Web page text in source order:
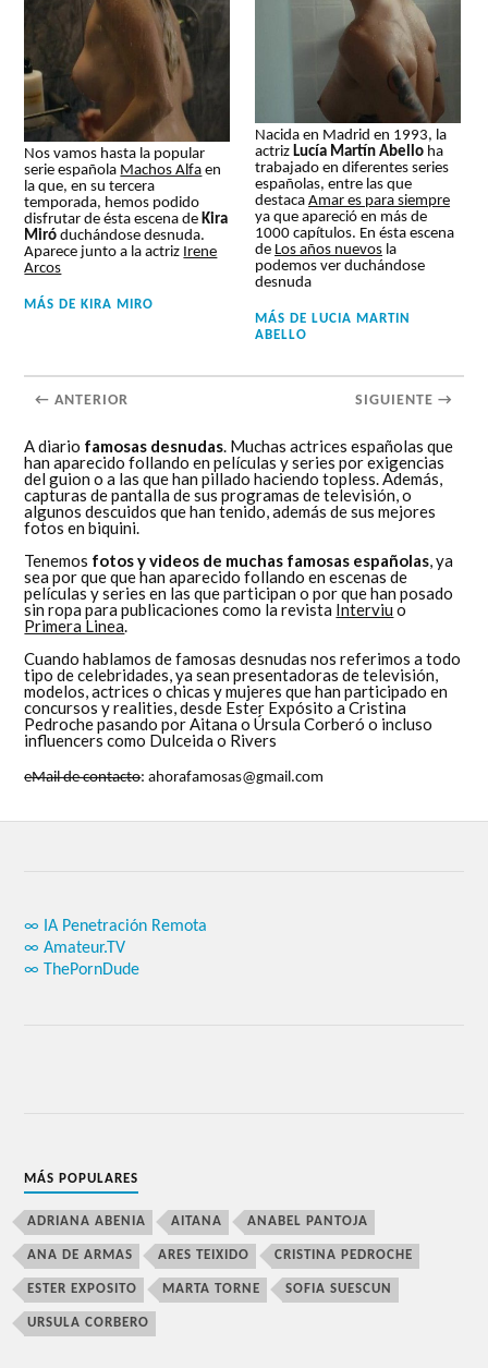
Nos vamos hasta la popular
serie española Machos Alfa en
la que, en su tercera
temporada, hemos podido
disfrutar de ésta escena deKira
Miró duchándose desnuda.
Aparece junto a la actriz Irene
Arcos
MÁS DE KIRA MIRO
Nacida en Madrid en 1993, la
actriz Lucía Martín Abello ha
trabajado en diferentes series
españolas, entre las que
destacaAmar es para siempre
ya que apareció en más de
1000 capítulos. En ésta escena
de Los años nuevos la
podemos ver duchándose
desnuda
MÁS DE LUCIA MARTIN
ABELLO
← ANTERIOR SIGUIENTE →
A diario famosas desnudas . Muchas actrices españolas que
han aparecido follando en películas y series por exigencias
del guion o a las que han pillado haciendo topless. Además,
capturas de pantalla de sus programas de televisión, o
algunos descuidos que han tenido, además de sus mejores
fotos en biquini.
Tenemos fotos y videos de muchas famosas españolas , ya
sea por que que han aparecido follando en escenas de
películas y series en las que participan o por que han posado
sin ropa para publicaciones como la revista Interviu o
Primera Linea
Cuando hablamos de famosas desnudas nos referimos a todo
tipo de celebridades, ya sean presentadoras de televisión,
modelos, actrices o chicas y mujeres que han participado en
concursos y realities, desde Ester Expósito a Cristina
Pedroche pasando por Aitana o Úrsula Corberó o incluso
influencers como Dulceida o Rivers
eMail de contacto: ahorafamosas@gmail.com
∞ IA Penetración Remota
∞ Amateur.TV
∞ ThePornDude
MÁS POPULARES
ADRIANA ABENIA AITANA ANABEL PANTOJA
ANA DE ARMAS ARES TEIXIDO CRISTINA PEDROCHE
ESTER EXPOSITO MARTA TORNE SOFIA SUESCUN
URSULA CORBERO